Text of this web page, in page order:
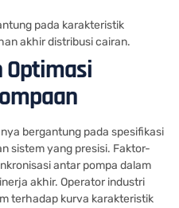
pada karakteristik
akhir distribusi cairan.
bergantung pada spesifikasi
sistem yang presisi. Faktor-
antar pompa dalam
akhir. Operator industri
terhadap kurva karakteristik